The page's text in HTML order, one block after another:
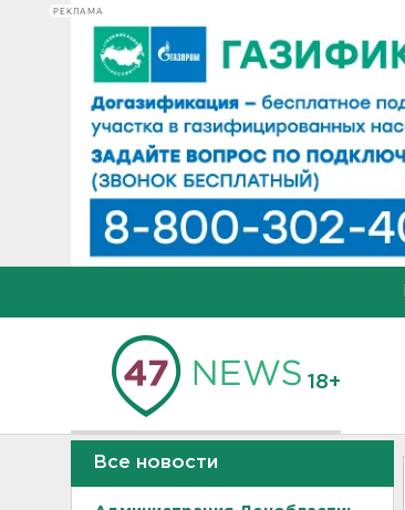
РЕКЛАМА
18+
Все новости